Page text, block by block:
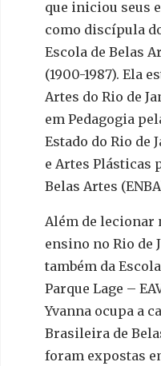
que iniciou seus
como discípula
Escola de Belas
(1900-1987). Ela
Artes do Rio de
em Pedagogia
Estado do Rio de
e Artes Plásticas
Belas Artes
Além de lecionar
ensino no Rio de
também da
Parque Lage –
Yvanna ocupa a
Brasileira de
foram expostas